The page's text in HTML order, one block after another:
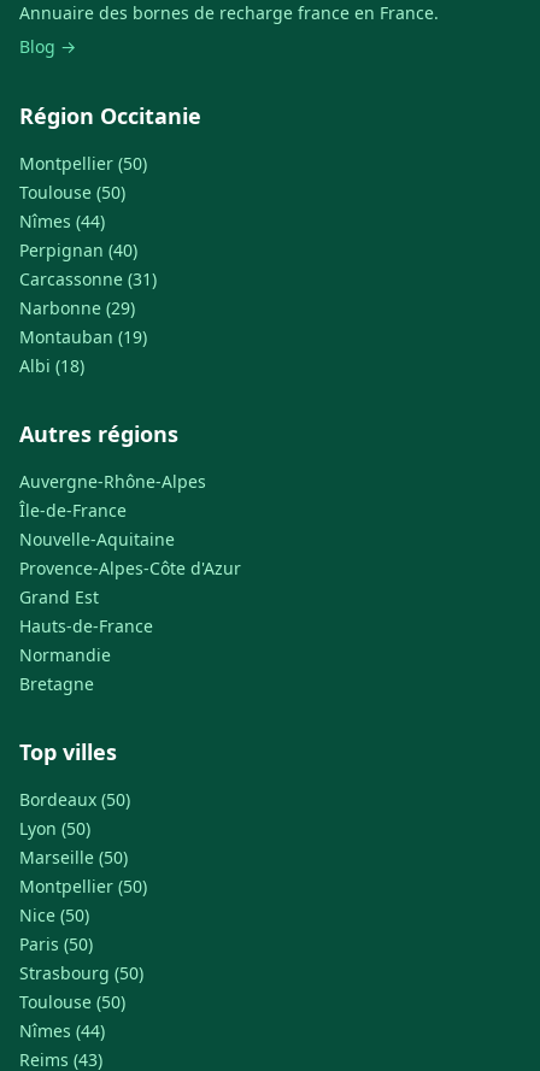
Annuaire des bornes de recharge france en France.
Blog →
Région Occitanie
Montpellier (50)
Toulouse (50)
Nîmes (44)
Perpignan (40)
Carcassonne (31)
Narbonne (29)
Montauban (19)
Albi (18)
Autres régions
Auvergne-Rhône-Alpes
Île-de-France
Nouvelle-Aquitaine
Provence-Alpes-Côte d'Azur
Grand Est
Hauts-de-France
Normandie
Bretagne
Top villes
Bordeaux (50)
Lyon (50)
Marseille (50)
Montpellier (50)
Nice (50)
Paris (50)
Strasbourg (50)
Toulouse (50)
Nîmes (44)
Reims (43)